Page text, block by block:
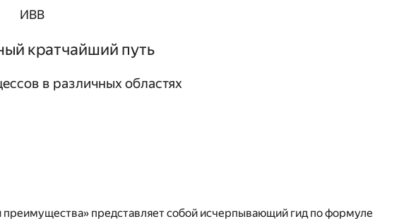
ИВВ
кратчайший путь
в различных областях
представляет собой исчерпывающий гид по формуле